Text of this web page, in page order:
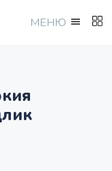
МEНЮ